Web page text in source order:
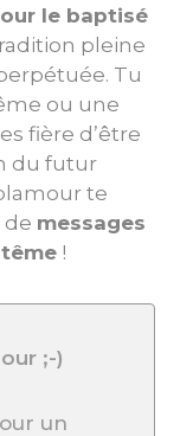
le baptisé
pleine
Tu
ou une
fière d’être
du futur
te
de messages
!
;-)
un